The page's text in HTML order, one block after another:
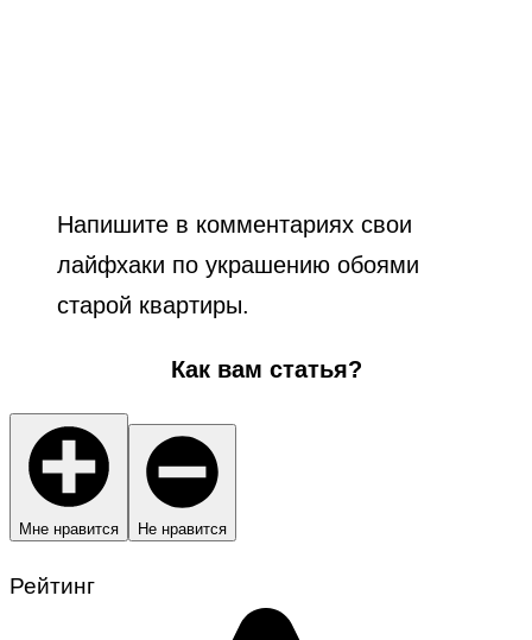
Напишите в комментариях свои
лайфхаки по украшению обоями
старой квартиры.
Как вам статья?
Мне нравится Не нравится
Рейтинг